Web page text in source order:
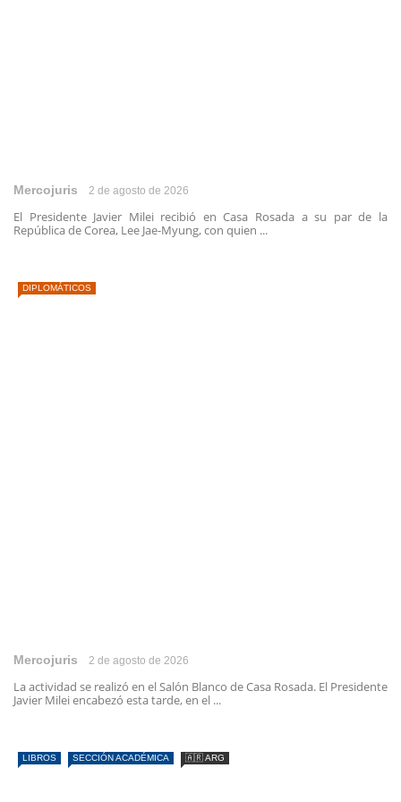
Mercojuris 2 de agosto de 2026
El Presidente Javier Milei recibió en Casa Rosada a su par de la
República de Corea, Lee Jae-Myung, con quien ...
DIPLOMÁTICOS
Mercojuris 2 de agosto de 2026
La actividad se realizó en el Salón Blanco de Casa Rosada. El Presidente
Javier Milei encabezó esta tarde, en el ...
LIBROS SECCIÓN ACADÉMICA 🇦🇷 ARG